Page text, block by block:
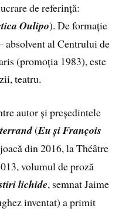
de referință:
Oulipo). De formație
absolvent al Centrului de
(promoția 1983), este
teatru.
autor și președintele
(Eu și François
din 2016, la Théâtre
volumul de proză
lichide, semnat Jaime
inventat) a primit